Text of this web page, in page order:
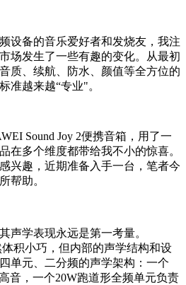
设备的音乐爱好者和发烧友，我注
市场发生了一些有趣的变化。从最初
质、续航、防水、颜值等全方位的
准越来越“专业"。
Sound Joy 2便携音箱，用了一
在多个维度都带给我不小的惊喜。
兴趣，近期准备入手一台，笔者今
帮助。
声学表现永远是第一考量。
体积小巧，但内部的声学结构和设
单元、二分频的声学架构：一个
音，一个20W跑道形全频单元负责